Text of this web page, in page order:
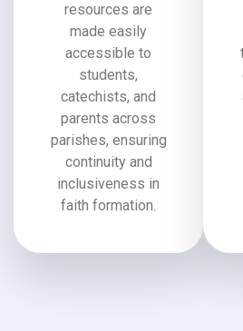
resources are
made easily
accessible to
students,
catechists, and
parents across
parishes, ensuring
continuity and
inclusiveness in
faith formation.